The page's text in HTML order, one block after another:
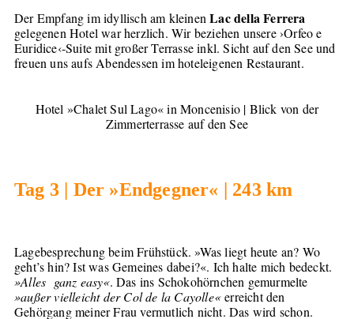
Der Empfang im idyllisch am kleinenLac della Ferrera
gelegenen Hotel war herzlich. Wir beziehen unsere ›Orfeo e
Euridice‹-Suite mit großer Terrasse inkl. Sicht auf den See und
freuen uns aufs Abendessen im hoteleigenen Restaurant.
Hotel »Chalet Sul Lago« in Moncenisio | Blick von der
Zimmerterrasse auf den See
Tag 3 | Der »Endgegner« | 243 km
Lagebesprechung beim Frühstück. »Was liegt heute an? Wo
geht’s hin? Ist was Gemeines dabei?«. Ich halte mich bedeckt.
»Alles ganz easy«. Das ins Schokohörnchen gemurmelte
»außer vielleicht der Col de la Cayolle«erreicht den
Gehörgang meiner Frau vermutlich nicht. Das wird schon.